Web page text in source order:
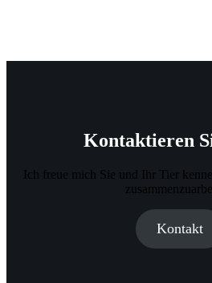
Kontaktieren
Ich freue mich Sie und Ihr Tier
Kontakt